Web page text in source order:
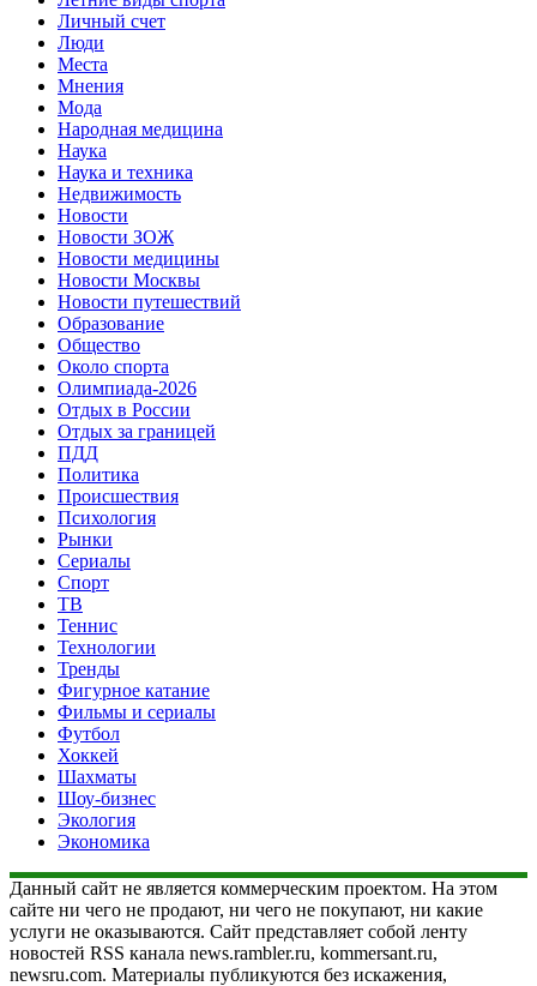
Личный счет
Люди
Места
Мнения
Мода
Народная медицина
Наука
Наука и техника
Недвижимость
Новости
Новости ЗОЖ
Новости медицины
Новости Москвы
Новости путешествий
Образование
Общество
Около спорта
Олимпиада-2026
Отдых в России
Отдых за границей
ПДД
Политика
Происшествия
Психология
Рынки
Сериалы
Спорт
ТВ
Теннис
Технологии
Тренды
Фигурное катание
Фильмы и сериалы
Футбол
Хоккей
Шахматы
Шоу-бизнес
Экология
Экономика
Данный сайт не является коммерческим проектом. На этом
сайте ни чего не продают, ни чего не покупают, ни какие
услуги не оказываются. Сайт представляет собой ленту
новостей RSS канала news.rambler.ru, kommersant.ru,
newsru.com. Материалы публикуются без искажения,